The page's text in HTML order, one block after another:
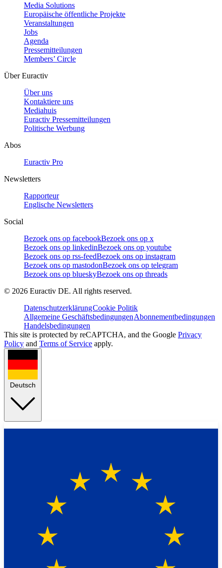
Media Solutions
Europäische öffentliche Projekte
Veranstaltungen
Jobs
Agenda
Pressemitteilungen
Members’ Circle
Über Euractiv
Über uns
Kontaktiere uns
Mediahuis
Euractiv Pressemitteilungen
Politische Werbung
Abos
Euractiv Pro
Newsletters
Rapporteur
Englische Newsletters
Social
Bezoek ons op facebookBezoek ons op x
Bezoek ons op linkedinBezoek ons op youtube
Bezoek ons op rss-feedBezoek ons op instagram
Bezoek ons op mastodonBezoek ons op telegram
Bezoek ons op blueskyBezoek ons op threads
© 2026 Euractiv DE. All rights reserved.
DatenschutzerklärungCookie Politik
Allgemeine GeschäftsbedingungenAbonnementbedingungen
Handelsbedingungen
This site is protected by reCAPTCHA, and the Google Privacy
Policy and Terms of Service apply.
Deutsch